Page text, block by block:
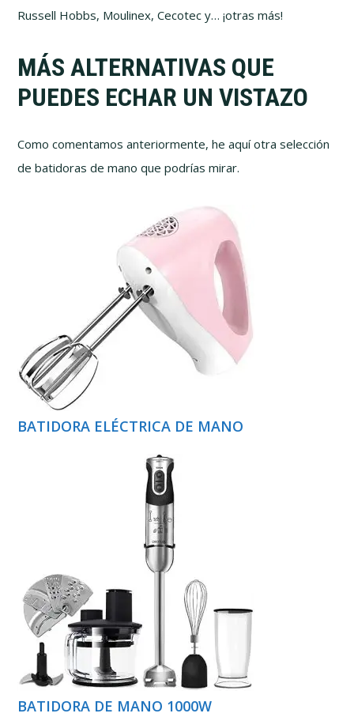
Russell Hobbs, Moulinex, Cecotec y… ¡otras más!
MÁS ALTERNATIVAS QUE
PUEDES ECHAR UN VISTAZO
Como comentamos anteriormente, he aquí otra selección
de batidoras de mano que podrías mirar.
BATIDORA ELÉCTRICA DE MANO
BATIDORA DE MANO 1000W